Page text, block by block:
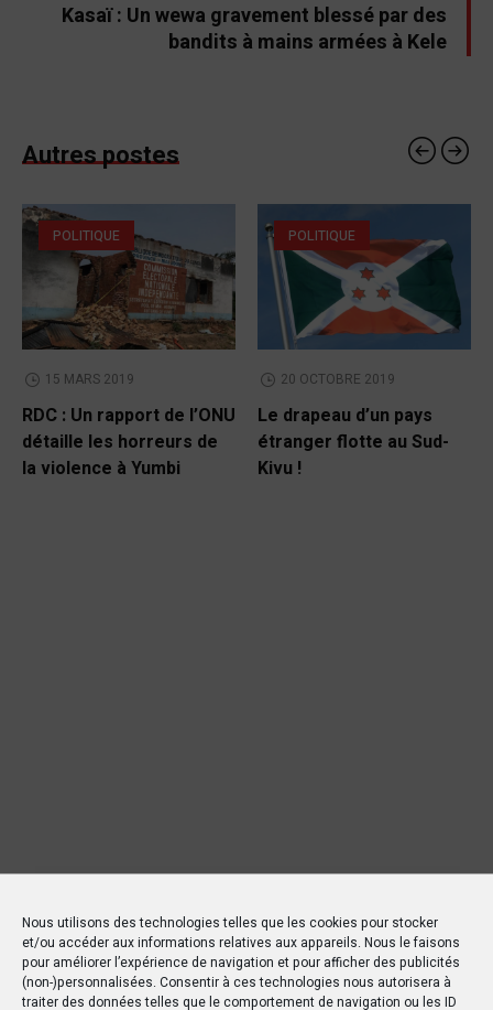
Nous utilisons des technologies telles que les cookies pour stocker
et/ou accéder aux informations relatives aux appareils. Nous le faisons
pour améliorer l’expérience de navigation et pour afficher des publicités
(non-)personnalisées. Consentir à ces technologies nous autorisera à
traiter des données telles que le comportement de navigation ou les ID
Kasaï : Un wewa gravement blessé par des
bandits à mains armées à Kele
Autres postes
POLITIQUE
15 MARS 2019
RDC : Un rapport de l’ONU
détaille les horreurs de
la violence à Yumbi
POLITIQUE
20 OCTOBRE 2019
Le drapeau d’un pays
étranger flotte au Sud-
Kivu !